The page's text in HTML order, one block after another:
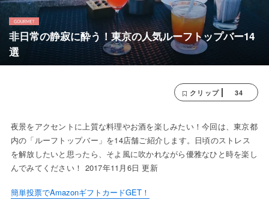
非日常の静寂に酔う！東京の人気ルーフトップバー14
選
クリップ 34
夜景をアクセントに上質な料理やお酒を楽しみたい！今回は、東京都
内の「ルーフトップバー」を14店舗ご紹介します。日頃のストレス
を解放したいと思ったら、そよ風に吹かれながら優雅なひと時を楽し
んでみてください！ 2017年11月6日 更新
簡単投票でAmazonギフトカードGET！